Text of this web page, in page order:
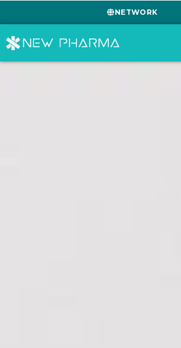
NETWORK